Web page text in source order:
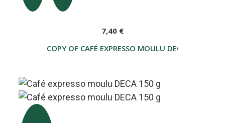
COPY OF CAFÉ EXPRESSO MOULU DECA 150 G
7,40 €